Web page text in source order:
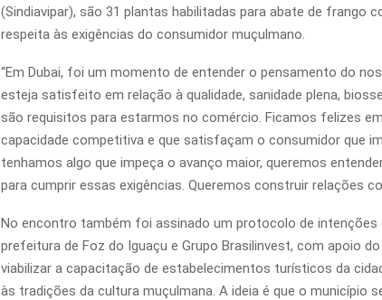
(Sindiavipar), são 31 plantas habilitadas para abate de frango
respeita às exigências do consumidor muçulmano.
“Em Dubai, foi um momento de entender o pensamento do
esteja satisfeito em relação à qualidade, sanidade plena,
são requisitos para estarmos no comércio. Ficamos felizes
capacidade competitiva e que satisfaçam o consumidor que
tenhamos algo que impeça o avanço maior, queremos
para cumprir essas exigências. Queremos construir relações
No encontro também foi assinado um protocolo de intenções
prefeitura de Foz do Iguaçu e Grupo Brasilinvest, com apoio
viabilizar a capacitação de estabelecimentos turísticos da
às tradições da cultura muçulmana. A ideia é que o município